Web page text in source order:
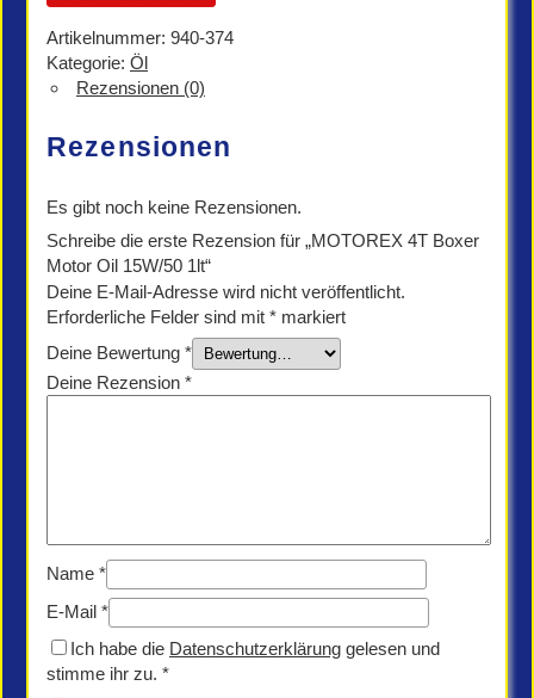
Boxer
Motor
Oil
15W/50
Menge
Artikelnummer: 940-374
Kategorie: Öl
Rezensionen (0)
Rezensionen
Es gibt noch keine Rezensionen.
Schreibe die erste Rezension für „MOTOREX 4T Boxer
Motor Oil 15W/50 1lt“
Deine E-Mail-Adresse wird nicht veröffentlicht.
Erforderliche Felder sind mit * markiert
Deine Bewertung *
Deine Rezension *
Name *
E-Mail *
Ich habe die Datenschutzerklärung gelesen und
stimme ihr zu. *